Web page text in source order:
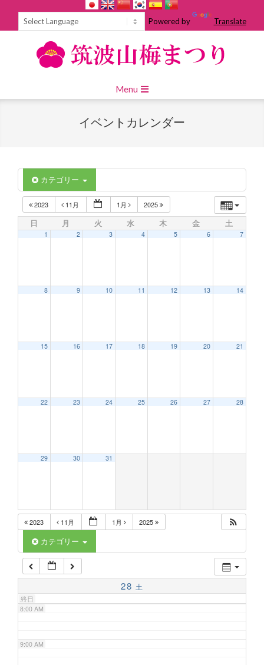
Powered by Translate
Navigation
Menu
イベントカレンダー
カテゴリー
2023 11月 1月 2025
日 月 火 水 木 金 土
1 2 3 4 5 6 7
8 9 10 11 12 13 14
15 16 17 18 19 20 21
22 23 24 25 26 27 28
29 30 31
2023 11月 1月 2025
カテゴリー
28 土
終日
2:00 AM
6:00 AM
7:00 AM
8:00 AM
9:00 AM